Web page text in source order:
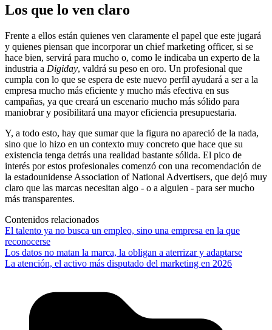
Los que lo ven claro
Frente a ellos están quienes ven claramente el papel que este jugará
y quienes piensan que incorporar un chief marketing officer, si se
hace bien, servirá para mucho o, como le indicaba un experto de la
industria a Digiday, valdrá su peso en oro. Un profesional que
cumpla con lo que se espera de este nuevo perfil ayudará a ser a la
empresa mucho más eficiente y mucho más efectiva en sus
campañas, ya que creará un escenario mucho más sólido para
maniobrar y posibilitará una mayor eficiencia presupuestaria.
Y, a todo esto, hay que sumar que la figura no apareció de la nada,
sino que lo hizo en un contexto muy concreto que hace que su
existencia tenga detrás una realidad bastante sólida. El pico de
interés por estos profesionales comenzó con una recomendación de
la estadounidense Association of National Advertisers, que dejó muy
claro que las marcas necesitan algo - o a alguien - para ser mucho
más transparentes.
Contenidos relacionados
El talento ya no busca un empleo, sino una empresa en la que
reconocerse
Los datos no matan la marca, la obligan a aterrizar y adaptarse
La atención, el activo más disputado del marketing en 2026